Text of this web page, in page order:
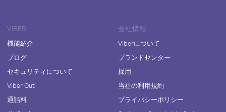
VIBER
機能紹介
ブログ
セキュリティについて
Viber Out
通話料
会社情報
Viberについて
ブランドセンター
採用
当社の利用規約
プライバシーポリシー